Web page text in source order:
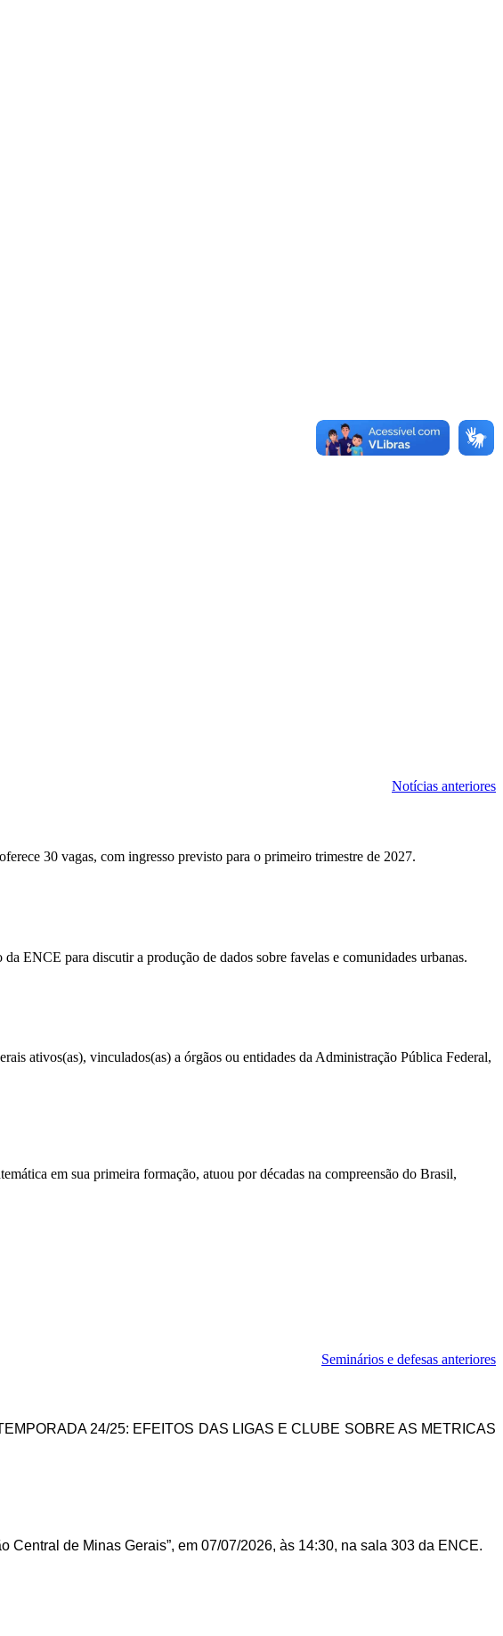
Notícias anteriores
30 vagas, com ingresso previsto para o primeiro trimestre de 2027.
ENCE para discutir a produção de dados sobre favelas e comunidades urbanas.
ativos(as), vinculados(as) a órgãos ou entidades da Administração Pública Federal,
em sua primeira formação, atuou por décadas na compreensão do Brasil,
Seminários e defesas anteriores
24/25: EFEITOS DAS LIGAS E CLUBE SOBRE AS METRICAS
de Minas Gerais”, em 07/07/2026, às 14:30, na sala 303 da ENCE.